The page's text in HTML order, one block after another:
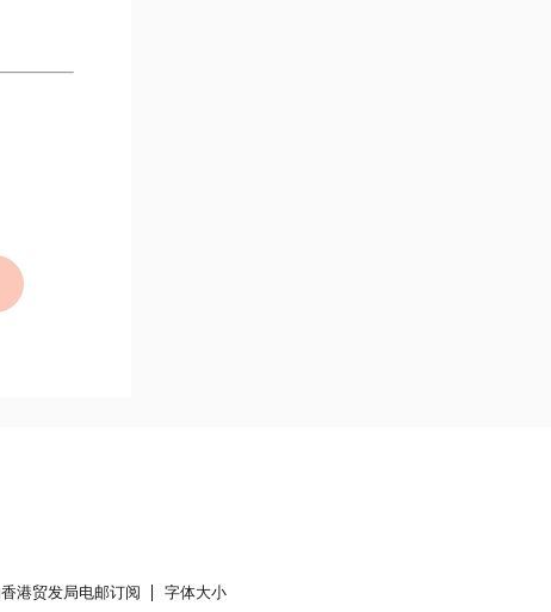
港贸发局电邮订阅 字体大小